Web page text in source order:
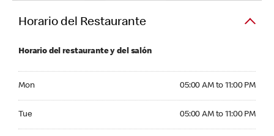
Horario del Restaurante
Horario del restaurante y del salón
Mon 05:00 AM to 11:00 PM
Tue 05:00 AM to 11:00 PM